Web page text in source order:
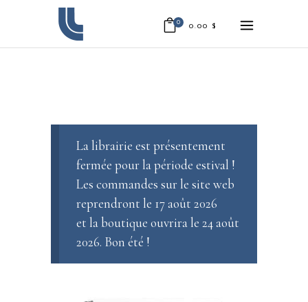
0 0.00 $
La librairie est présentement
fermée pour la période estival !
Les commandes sur le site web
reprendront le 17 août 2026
et la boutique ouvrira le 24 août
2026. Bon été !